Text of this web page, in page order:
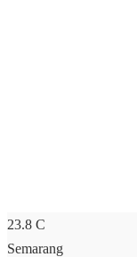
23.8 C
Semarang